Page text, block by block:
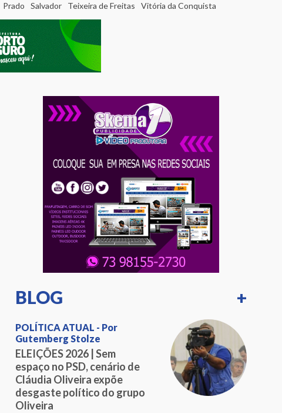
Prado Salvador Teixeira de Freitas Vitória da Conquista
BLOG +
POLÍTICA ATUAL - Por
Gutemberg Stolze
ELEIÇÕES 2026 | Sem
espaço no PSD, cenário de
Cláudia Oliveira expõe
desgaste político do grupo
Oliveira